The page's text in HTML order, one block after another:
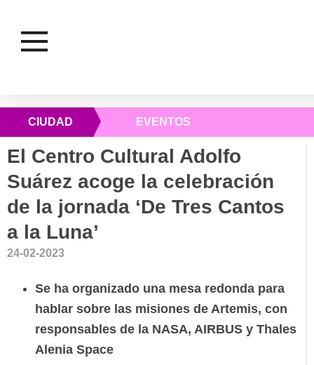
CIUDAD EVENTOS
El Centro Cultural Adolfo
Suárez acoge la celebración
de la jornada ‘De Tres Cantos
a la Luna’
24-02-2023
Se ha organizado una mesa redonda para
hablar sobre las misiones de Artemis, con
responsables de la NASA, AIRBUS y Thales
Alenia Space